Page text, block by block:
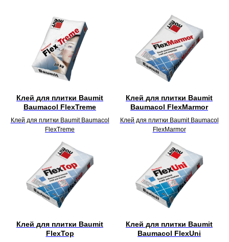
Клей для плитки Baumit
Baumacol FlexTreme
Клей для плитки Baumit Baumacol
FlexTreme
Клей для плитки Baumit
Baumacol FlexMarmor
Клей для плитки Baumit Baumacol
FlexMarmor
Клей для плитки Baumit
FlexTop
Клей для плитки Baumit
Baumacol FlexUni